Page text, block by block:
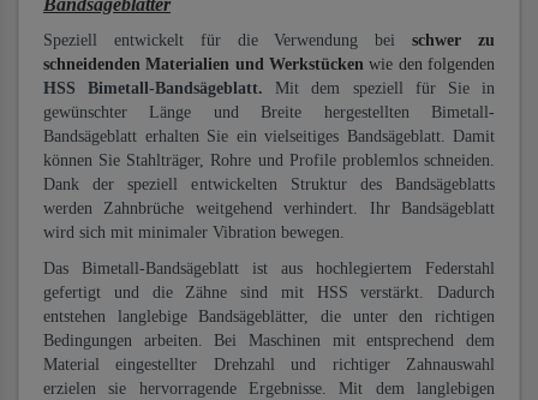
Bandsägeblätter
Speziell entwickelt für die Verwendung beischwer zu
schneidenden Materialien und Werkstücken wie den folgenden
HSS Bimetall-Bandsägeblatt. Mit dem speziell für Sie in
gewünschter Länge und Breite hergestellten Bimetall-
Bandsägeblatt erhalten Sie ein vielseitiges Bandsägeblatt. Damit
können Sie Stahlträger, Rohre und Profile problemlos schneiden.
Dank der speziell entwickelten Struktur des Bandsägeblatts
werden Zahnbrüche weitgehend verhindert. Ihr Bandsägeblatt
wird sich mit minimaler Vibration bewegen.
Das Bimetall-Bandsägeblatt ist aus hochlegiertem Federstahl
gefertigt und die Zähne sind mit HSS verstärkt. Dadurch
entstehen langlebige Bandsägeblätter, die unter den richtigen
Bedingungen arbeiten. Bei Maschinen mit entsprechend dem
Material eingestellter Drehzahl und richtiger Zahnauswahl
erzielen sie hervorragende Ergebnisse. Mit dem langlebigen